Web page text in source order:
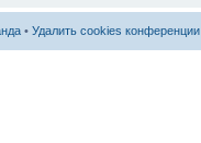
• Удалить cookies конференции